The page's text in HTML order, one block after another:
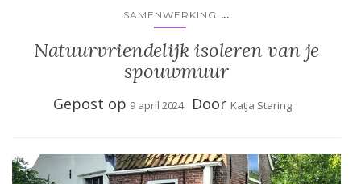
SAMENWERKING ...
Natuurvriendelijk isoleren van je
spouwmuur
Gepost op 9 april 2024 Door Katja Staring